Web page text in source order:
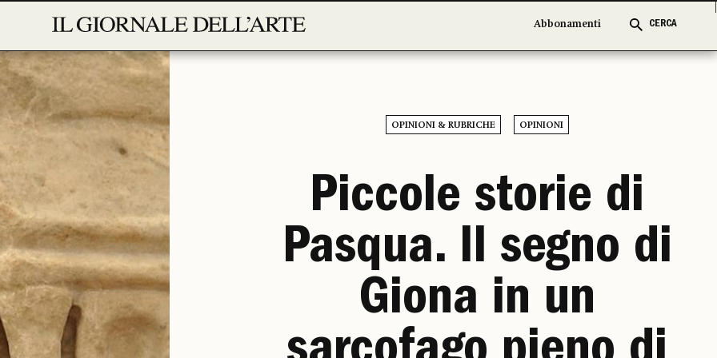
Abbonamenti CERCA
Abbonamenti CERCA
OPINIONI & RUBRICHE OPINIONI
Piccole storie di
Pasqua. Il segno di
Giona in un